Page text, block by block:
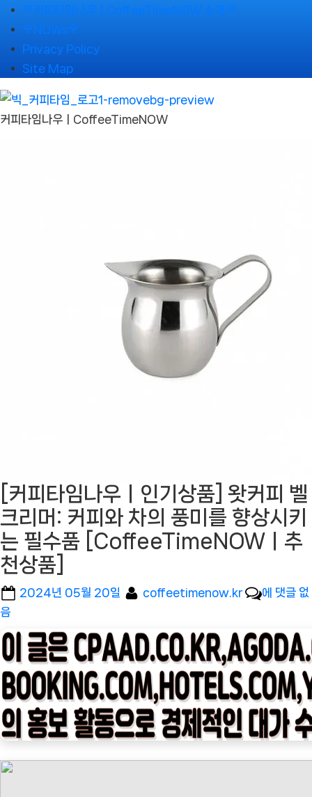
Skip
to
content
🌹커피타임나우ㅣCoffeeTimeNOW 소개🌹
🌹NOWs🌹
Privacy Policy
Site Map
커피타임나우ㅣCoffeeTimeNOW
[커피타임나우ㅣ인기상품] 왓커피 벨
크리머: 커피와 차의 풍미를 향상시키
는 필수품 [CoffeeTimeNOWㅣ추
천상품]
Posted
2024년 05월 20일 By
coffeetimenow.kr
[커
타
임
나
우
ㅣ
인
에 댓글 없
음